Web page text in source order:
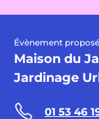
Évènement
Maison du
Jardinage
01 53 46